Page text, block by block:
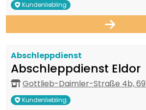
Kundenliebling
Abschleppdienst
Abschleppdienst Eldor
Gottlieb-Daimler-Straße 4b,
Kundenliebling